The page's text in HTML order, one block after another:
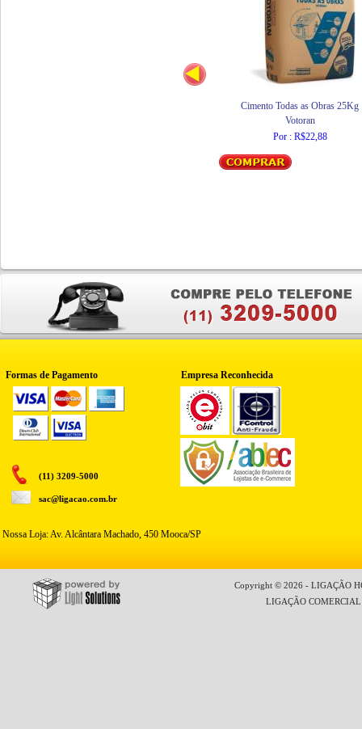
Cimento Todas as Obras 25Kg
Votoran
Por : R$22,88
Formas de Pagamento Empresa Reconhecida
(11) 3209-5000
sac@ligacao.com.br
Nossa Loja: Av. Alcântara Machado, 450 Mooca/SP
Copyright © 2026 - LIGAÇÃO
LIGAÇÃO